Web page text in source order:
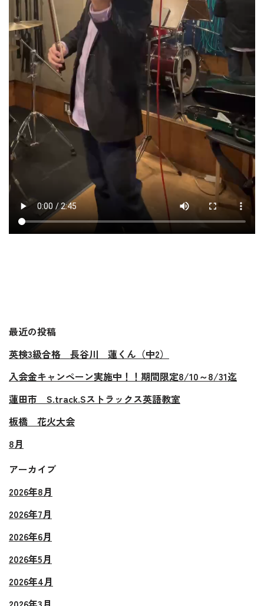
最近の投稿
英検3級合格 長谷川 蓮くん（中2）
入会金キャンペーン実施中！！期間限定8/10～8/31迄
蓮田市 S.track.Sストラックス英語教室
板橋 花火大会
8月
アーカイブ
2026年8月
2026年7月
2026年6月
2026年5月
2026年4月